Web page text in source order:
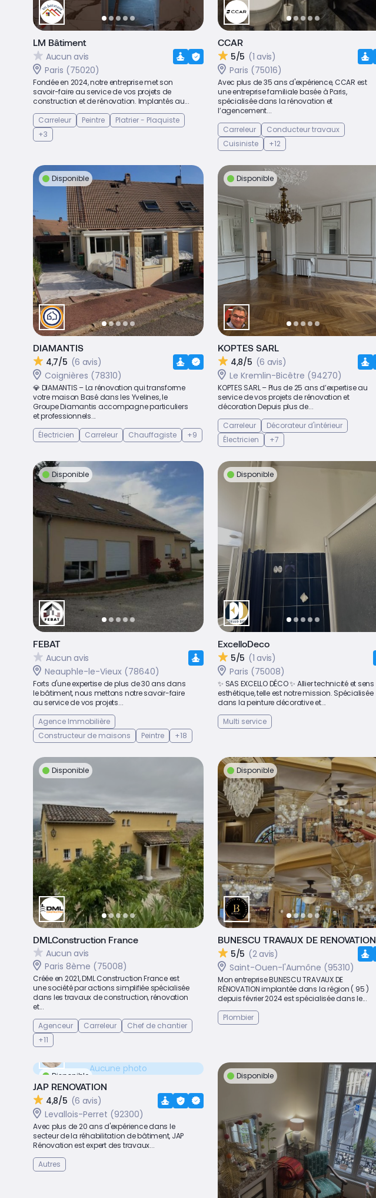
LM Bâtiment
Aucun avis
Paris (75020)
Fondée en 2024, notre entreprise met son
savoir-faire au service de vos projets de
construction et de rénovation. Implantés au...
Carreleur
Peintre
Platrier - Plaquiste
+3
CCAR
5/5 (1 avis)
Paris (75016)
Avec plus de 35 ans d'expérience, CCAR est
une entreprise familiale basée à Paris,
spécialisée dans la rénovation et
l’agencement...
Carreleur
Conducteur travaux
Cuisiniste
+12
Disponible
DIAMANTIS
4,7/5 (6 avis)
Coignières (78310)
💎 DIAMANTIS – La rénovation qui transforme
votre maison Basé dans les Yvelines, le
Groupe Diamantis accompagne particuliers
et professionnels...
Électricien
Carreleur Chauffagiste +9
Disponible
KOPTES SARL
4,8/5 (6 avis)
Le Kremlin-Bicêtre (94270)
KOPTES SARL – Plus de 25 ans d’expertise au
service de vos projets de rénovation et
décoration Depuis plus de...
Carreleur
Décorateur d'intérieur
Électricien
+7
Disponible
FEBAT
Aucun avis
Neauphle-le-Vieux (78640)
Forts d'une expertise de plus de 30 ans dans
le bâtiment, nous mettons notre savoir-faire
au service de vos projets...
Agence Immobilière
Constructeur de maisons
Peintre +18
Disponible
ExcelloDeco
5/5 (1 avis)
Paris (75008)
✨ SAS EXCELLO DÉCO ✨ Allier technicité et sens
esthétique, telle est notre mission. Spécialisée
dans la peinture décorative et...
Multi service
Disponible
DMLConstruction France
Aucun avis
Paris 8ème (75008)
Créée en 2021, DML Construction France est
une société par actions simplifiée spécialisée
dans les travaux de construction, rénovation
et...
Agenceur
Carreleur
Chef de chantier
+11
Disponible
BUNESCU TRAVAUX DE RENOVATION
5/5 (2 avis)
Saint-Ouen-l'Aumône (95310)
Mon entreprise BUNESCU TRAVAUX DE
RÉNOVATION implantée dans la région ( 95 )
depuis février 2024 est spécialisée dans le...
Plombier
Disponible
Aucune photo
JAP RENOVATION
4,8/5 (6 avis)
Levallois-Perret (92300)
Avec plus de 20 ans d'expérience dans le
secteur de la réhabilitation de bâtiment, JAP
Rénovation est expert des travaux...
Autres
Disponible